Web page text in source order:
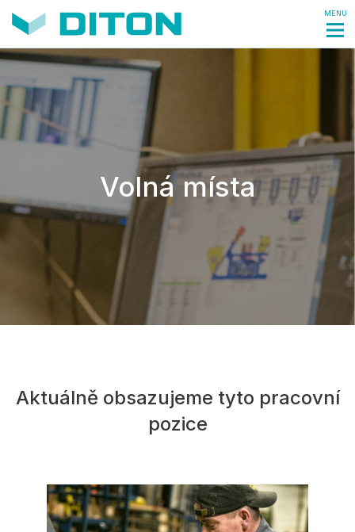
MENU
Volná místa
Aktuálně obsazujeme tyto pracovní
pozice